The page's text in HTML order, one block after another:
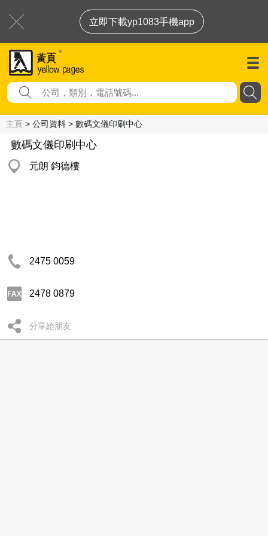
立即下載yp1083手機app
主頁 > 公司資料 > 數碼文儀印刷中心
數碼文儀印刷中心
元朗 鈞德樓
2475 0059
2478 0879
分享給朋友